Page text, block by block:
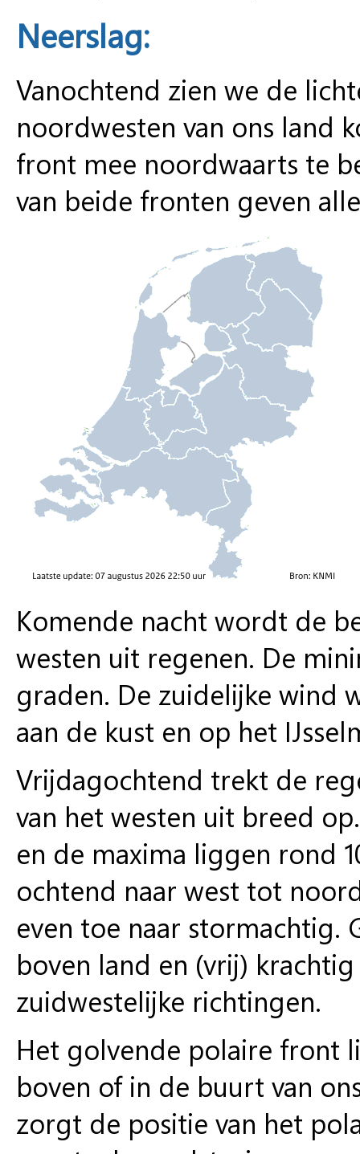
Neerslag:
Vanochtend zien we de
noordwesten van ons land
front mee noordwaarts te
van beide fronten geven
Komende nacht wordt de
westen uit regenen. De
graden. De zuidelijke wind
aan de kust en op het
Vrijdagochtend trekt de
van het westen uit breed
en de maxima liggen rond
ochtend naar west tot
even toe naar stormachtig.
boven land en (vrij)
zuidwestelijke richtingen.
Het golvende polaire front
boven of in de buurt van
zorgt de positie van het